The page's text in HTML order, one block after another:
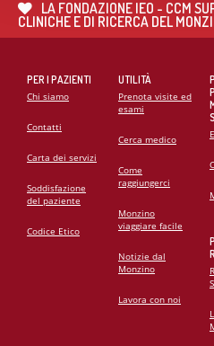
CARDIO MONZINO 2025
LA FONDAZIONE IEO - CCM
CLINICHE E DI RICERCA DEL
PER I PAZIENTI
Chi siamo
Contatti
Carta dei servizi
Soddisfazione
del paziente
Codice Etico
UTILITÀ
Prenota visite ed
esami
Cerca medico
Come
raggiungerci
Monzino
viaggiare facile
Notizie dal
Monzino
Lavora con noi